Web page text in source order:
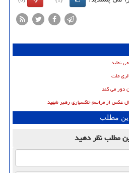
نماید
ملت
دور می کند
عکس از مراسم خاکسپاری رهبر شهید
این مطلب
مطلبنظر دهید